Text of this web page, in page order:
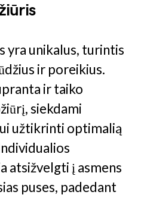
yra unikalus, turintis
ir poreikius.
ir taiko
siekdami
užtikrinti optimalią
atsižvelgti į asmens
puses, padedant